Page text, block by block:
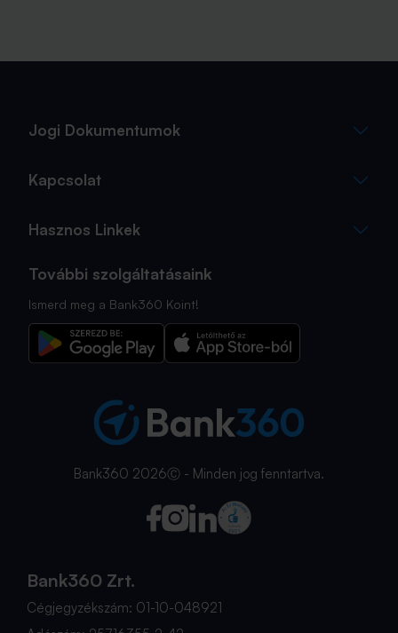
Jogi Dokumentumok
Kapcsolat
Hasznos Linkek
További szolgáltatásaink
Ismerd meg a Bank360 Koint!
Bank360 2026Ⓒ - Minden jog fenntartva.
Bank360 Zrt.
Cégjegyzékszám: 01-10-048921